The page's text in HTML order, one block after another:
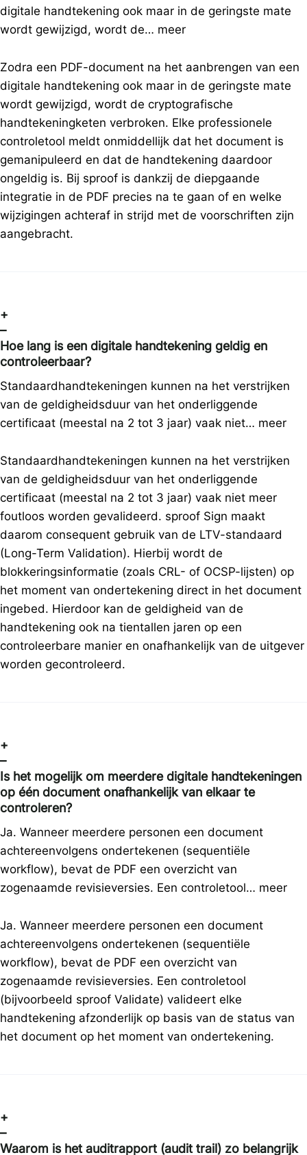
digitale handtekening ook maar in de geringste mate
wordt gewijzigd, wordt de… meer
Zodra een PDF-document na het aanbrengen van een
digitale handtekening ook maar in de geringste mate
wordt gewijzigd, wordt de cryptografische
handtekeningketen verbroken. Elke professionele
controletool meldt onmiddellijk dat het document is
gemanipuleerd en dat de handtekening daardoor
ongeldig is. Bij sproof is dankzij de diepgaande
integratie in de PDF precies na te gaan of en welke
wijzigingen achteraf in strijd met de voorschriften zijn
aangebracht.
+
–
Hoe lang is een digitale handtekening geldig en
controleerbaar?
Standaardhandtekeningen kunnen na het verstrijken
van de geldigheidsduur van het onderliggende
certificaat (meestal na 2 tot 3 jaar) vaak niet… meer
Standaardhandtekeningen kunnen na het verstrijken
van de geldigheidsduur van het onderliggende
certificaat (meestal na 2 tot 3 jaar) vaak niet meer
foutloos worden gevalideerd. sproof Sign maakt
daarom consequent gebruik van de LTV-standaard
(Long-Term Validation). Hierbij wordt de
blokkeringsinformatie (zoals CRL- of OCSP-lijsten) op
het moment van ondertekening direct in het document
ingebed. Hierdoor kan de geldigheid van de
handtekening ook na tientallen jaren op een
controleerbare manier en onafhankelijk van de uitgever
worden gecontroleerd.
+
–
Is het mogelijk om meerdere digitale handtekeningen
op één document onafhankelijk van elkaar te
controleren?
Ja. Wanneer meerdere personen een document
achtereenvolgens ondertekenen (sequentiële
workflow), bevat de PDF een overzicht van
zogenaamde revisieversies. Een controletool… meer
Ja. Wanneer meerdere personen een document
achtereenvolgens ondertekenen (sequentiële
workflow), bevat de PDF een overzicht van
zogenaamde revisieversies. Een controletool
(bijvoorbeeld sproof Validate) valideert elke
handtekening afzonderlijk op basis van de status van
het document op het moment van ondertekening.
+
–
Waarom is het auditrapport (audit trail) zo belangrijk